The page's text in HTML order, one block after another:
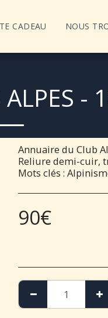
CADEAU NOUS
ALPES -
Annuaire du Club
Reliure demi-cuir,
Mots clés :
90€